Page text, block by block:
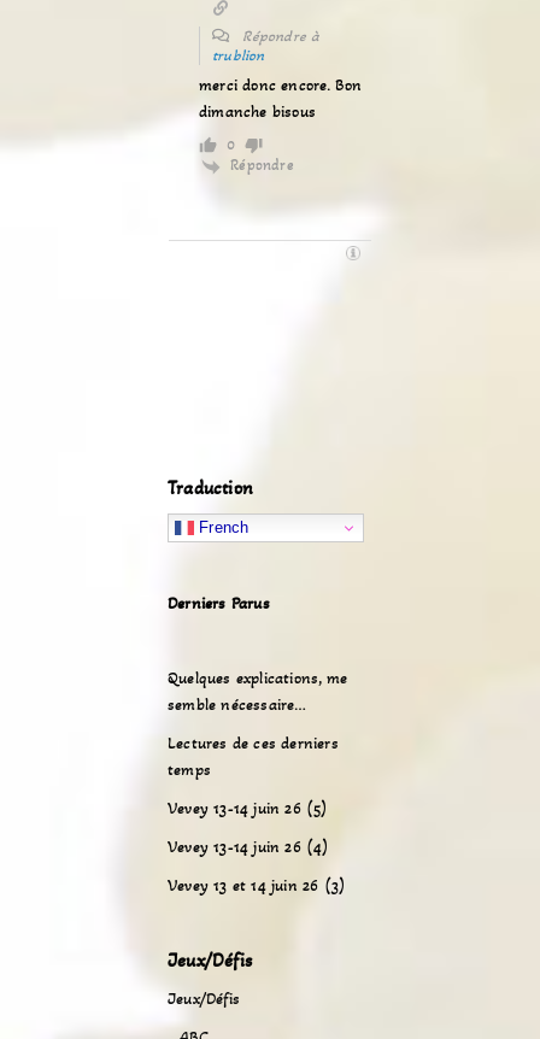
Répondre à
trublion
merci donc encore. Bon
dimanche bisous
0
Répondre
Traduction
French
Derniers Parus
Quelques explications, me
semble nécessaire…
Lectures de ces derniers
temps
Vevey 13-14 juin 26 (5)
Vevey 13-14 juin 26 (4)
Vevey 13 et 14 juin 26 (3)
Jeux/Défis
Jeux/Défis